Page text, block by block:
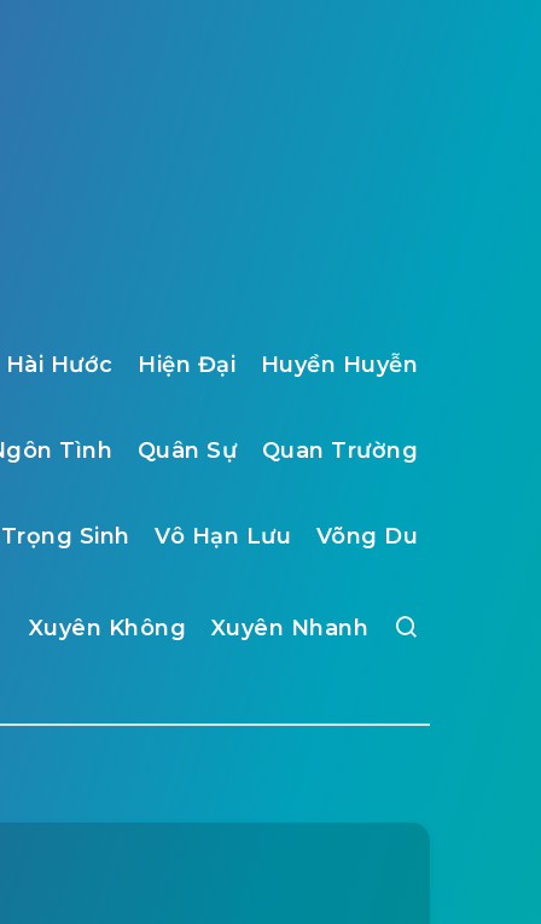
Hài Hước Hiện Đại Huyền Huyễn
Tình Quân Sự Quan Trường
Trọng Sinh Vô Hạn Lưu Võng Du
Xuyên Không Xuyên Nhanh